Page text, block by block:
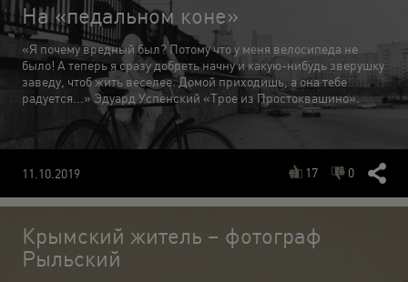
На «педальном коне»
«Я почему вредный был? Потому что у меня велосипеда не
было! А теперь я сразу добреть начну и какую-нибудь зверушку
заведу, чтоб жить веселее. Домой приходишь, а она тебе
радуется...» Эдуард Успенский «Трое из Простоквашино».
11.10.2019 17 0
Крымский житель – фотограф
Рыльский